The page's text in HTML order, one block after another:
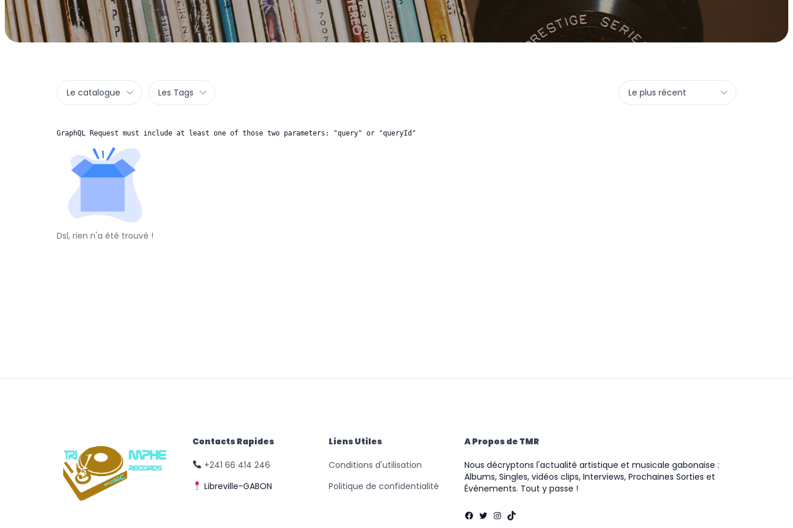
Le catalogue Les Tags Le plus récent
GraphQL Request must include at least one of those two parameters: "query" or "queryId"
Dsl, rien n'a été trouvé !
Contacts Rapides
+241 66 414 246
Libreville-GABON
Liens Utiles
Conditions d'utilisation
Politique de confidentialité
A Propos de TMR
Nous décryptons l'actualité artistique et musicale gabonaise :
Albums, Singles, vidéos clips, Interviews, Prochaines Sorties et
Évènements. Tout y passe !
Facebook
Twitter
Instagram
TikTok